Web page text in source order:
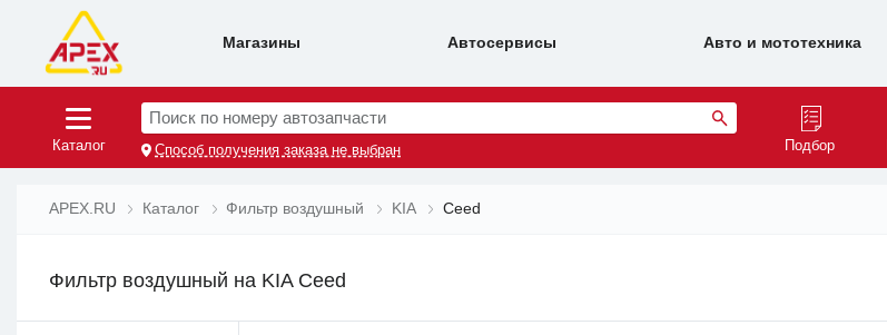
Магазины Автосервисы Авто и мототехника
Каталог
Поиск по номеру автозапчасти
Способ получения заказа не выбран Подбор
APEX.RU Каталог Фильтр воздушный KIA Ceed
Фильтр воздушный на KIA Ceed